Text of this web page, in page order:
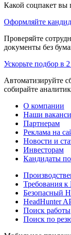
Какой соцпакет вы
Оформляйте
Проверяйте
документы без
Ускорьте подбор в
Автоматизируйте
собирайте
О компании
Наши
Партнерам
Реклама на
Новости и
Инвесторам
Кандидаты
Требования
Безопасный
HeadHunter
Поиск работы
Поиск по